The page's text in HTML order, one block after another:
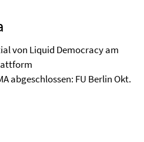
von Liquid Democracy am
abgeschlossen: FU Berlin Okt.